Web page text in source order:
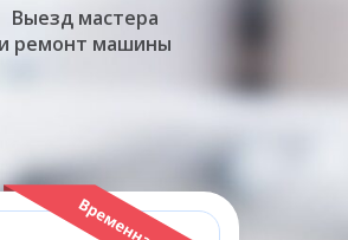
Выезд мастера
и ремонт машины